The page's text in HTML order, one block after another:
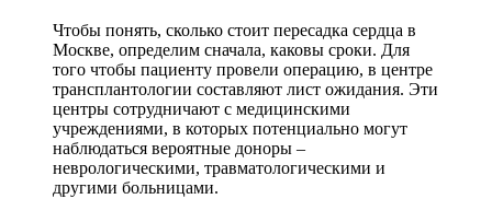
Чтобы понять, сколько стоит пересадка сердца в
Москве, определим сначала, каковы сроки. Для
того чтобы пациенту провели операцию, в центре
трансплантологии составляют лист ожидания. Эти
центры сотрудничают с медицинскими
учреждениями, в которых потенциально могут
наблюдаться вероятные доноры –
неврологическими, травматологическими и
другими больницами.